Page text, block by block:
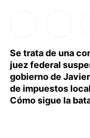
Se trata de una
juez federal
gobierno de
de impuestos
Cómo sigue la